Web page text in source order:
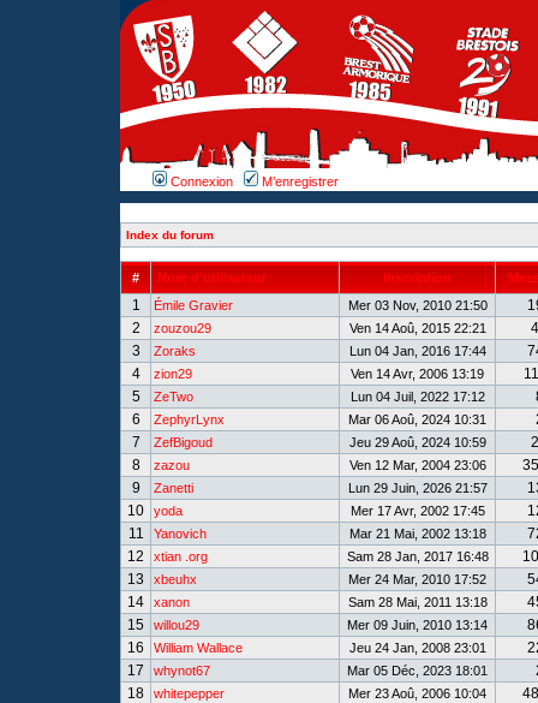
Connexion M’enregistrer
Index du forum
# Nom d’utilisateur Inscription
1 Émile Gravier Mer 03 Nov, 2010 21:50
2
zouzou29 Ven 14 Aoû, 2015 22:21
3
Zoraks Lun 04 Jan, 2016 17:44
4
zion29 Ven 14 Avr, 2006 13:19
5
ZeTwo Lun 04 Juil, 2022 17:12
6
ZephyrLynx Mar 06 Aoû, 2024 10:31
7
ZefBigoud Jeu 29 Aoû, 2024 10:59
8
zazou Ven 12 Mar, 2004 23:06
9
Zanetti Lun 29 Juin, 2026 21:57
10
yoda Mer 17 Avr, 2002 17:45
11
Yanovich Mar 21 Mai, 2002 13:18
12
xtian .org Sam 28 Jan, 2017 16:48
13
xbeuhx Mer 24 Mar, 2010 17:52
14
xanon Sam 28 Mai, 2011 13:18
15
willou29 Mer 09 Juin, 2010 13:14
16
William Wallace Jeu 24 Jan, 2008 23:01
17
whynot67 Mar 05 Déc, 2023 18:01
18
whitepepper Mer 23 Aoû, 2006 10:04